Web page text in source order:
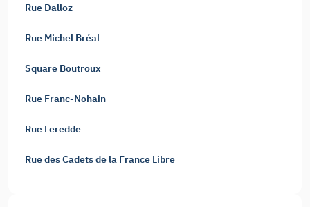
Rue Dalloz
Rue Michel Bréal
Square Boutroux
Rue Franc-Nohain
Rue Leredde
Rue des Cadets de la France Libre